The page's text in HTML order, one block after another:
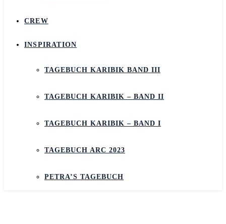
CREW
INSPIRATION
TAGEBUCH KARIBIK BAND III
TAGEBUCH KARIBIK – BAND II
TAGEBUCH KARIBIK – BAND I
TAGEBUCH ARC 2023
PETRA’S TAGEBUCH